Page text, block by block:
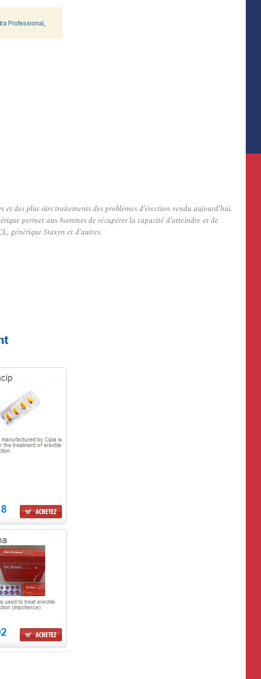
des plus sûrs traitements des problèmes d’érection vendu aujourd’hui.
permet aux hommes de récupérer la capacité d’atteindre et de
générique Staxyn et d’autres.